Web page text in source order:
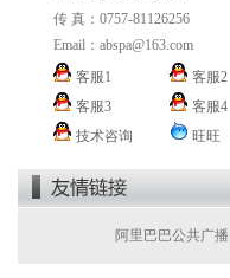
传 真：0757-81126256
Email： abspa@163.com
客服1
客服2
客服3
客服4
技术咨询
旺旺
阿里巴巴公共广播